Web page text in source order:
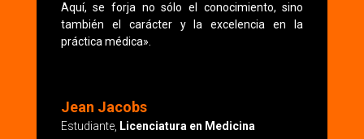
Aquí, se forja no sólo el conocimiento, sino
también el carácter y la excelencia en la
práctica médica».
Jean Jacobs
Estudiante, Licenciatura en Medicina